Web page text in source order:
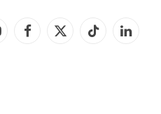
Facebook
X
TikTok LinkedIn